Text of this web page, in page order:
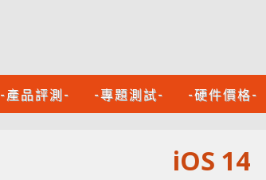
-產品評測- -專題測試- -硬件價格-
iOS 14